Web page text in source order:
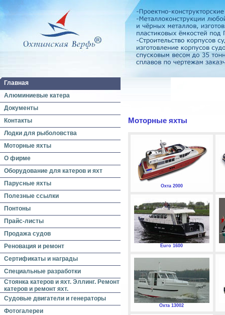
Главная
Алюминиевые катера
Документы
Контакты
Лодки для рыболовства
Моторные яхты
О фирме
Оборудование для катеров и яхт
Парусные яхты
Полезные ссылки
Понтоны
Прайс-листы
Продажа судов
Реновация и ремонт
Сертификаты и награды
Специальные разработки
Стоянка катеров и яхт. Эллинг. Ремонт
катеров и ремонт яхт.
Судовые двигатели и генераторы
Фотогалереи
Моторные яхты
Охта 2000
Euro 1600
Охта 13002